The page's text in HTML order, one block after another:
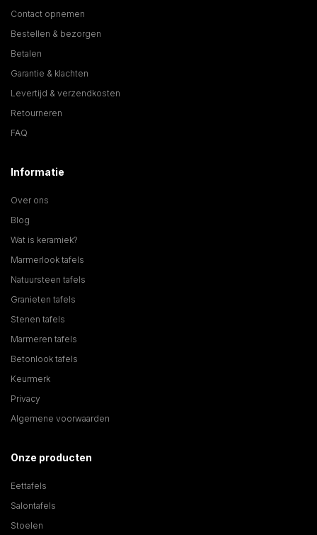
Contact opnemen
Bestellen & bezorgen
Betalen
Garantie & klachten
Levertijd & verzendkosten
Retourneren
FAQ
Informatie
Over ons
Blog
Wat is keramiek?
Marmerlook tafels
Natuursteen tafels
Granieten tafels
Stenen tafels
Marmeren tafels
Betonlook tafels
Keurmerk
Privacy
Algemene voorwaarden
Onze producten
Eettafels
Salontafels
Stoelen